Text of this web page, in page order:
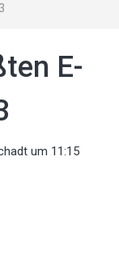
E-
um 11:15